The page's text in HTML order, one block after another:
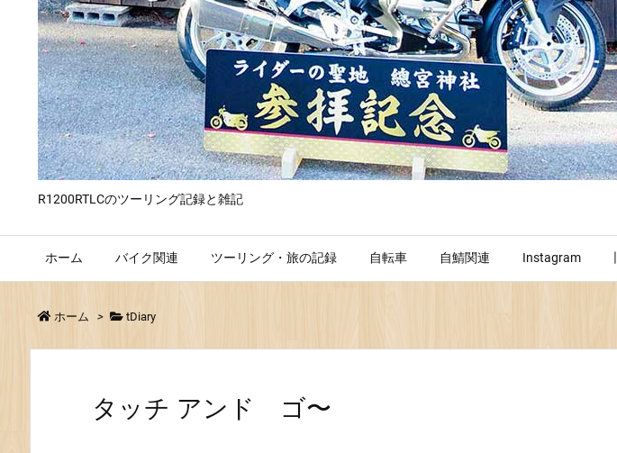
R1200RTLCのツーリング記録と雑記
ホーム バイク関連 ツーリング・旅の記録 自転車 自鯖関連 Instagram
ホーム > tDiary
タッチ アンド ゴ〜